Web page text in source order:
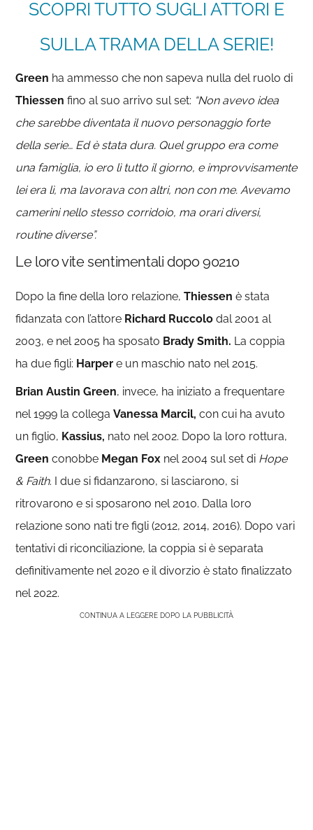
SCOPRI TUTTO SUGLI ATTORI E
SULLA TRAMA DELLA SERIE!
Green ha ammesso che non sapeva nulla del ruolo di
Thiessen fino al suo arrivo sul set: “Non avevo idea
che sarebbe diventata il nuovo personaggio forte
della serie… Ed è stata dura. Quel gruppo era come
una famiglia, io ero lì tutto il giorno, e improvvisamente
lei era lì, ma lavorava con altri, non con me. Avevamo
camerini nello stesso corridoio, ma orari diversi,
routine diverse”.
Le loro vite sentimentali dopo 90210
Dopo la fine della loro relazione,Thiessen è stata
fidanzata con l’attore Richard Ruccolo dal 2001 al
2003, e nel 2005 ha sposato Brady Smith. La coppia
ha due figli: Harper e un maschio nato nel 2015.
Brian Austin Green, invece, ha iniziato a frequentare
nel 1999 la collegaVanessa Marcil, con cui ha avuto
un figlio, Kassius, nato nel 2002. Dopo la loro rottura,
Green conobbe Megan Fox nel 2004 sul set di Hope
& Faith. I due si fidanzarono, si lasciarono, si
ritrovarono e si sposarono nel 2010. Dalla loro
relazione sono nati tre figli (2012, 2014, 2016). Dopo vari
tentativi di riconciliazione, la coppia si è separata
definitivamente nel 2020 e il divorzio è stato finalizzato
nel 2022.
CONTINUA A LEGGERE DOPO LA PUBBLICITÀ